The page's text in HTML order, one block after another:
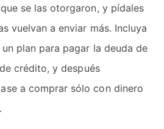
se las otorgaron, y pídales
vuelvan a enviar más. Incluya
plan para pagar la deuda de
crédito, y después
a comprar sólo con dinero